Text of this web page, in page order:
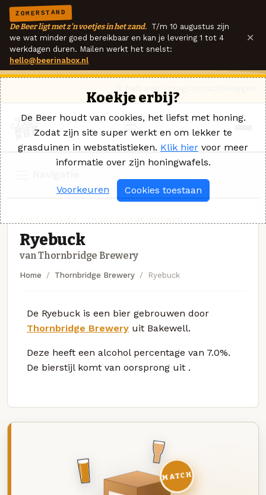
ZOMERSTAND
De Beer ligt met z'n voetjes in het zand. T/m 10 augustus zijn
we wat minder goed bereikbaar en kan je levering 1 tot 4
werkdagen duren. Mailen werkt het snelst:
hello@beerinabox.nl
×
Ryebuck
van Thornbridge Brewery
Home Thornbridge Brewery Ryebuck
De Ryebuck is een bier gebrouwen door
Thornbridge Brewery uit Bakewell.
Deze heeft een alcohol percentage van 7.0%.
De bierstijl komt van oorsprong uit .
MATCH
Koekje erbij?
De Beer houdt van cookies, het liefst met honing.
Zodat zijn site super werkt en om lekker te
grasduinen in webstatistieken. Klik hier voor meer
informatie over zijn honingwafels.
Voorkeuren Cookies toestaan